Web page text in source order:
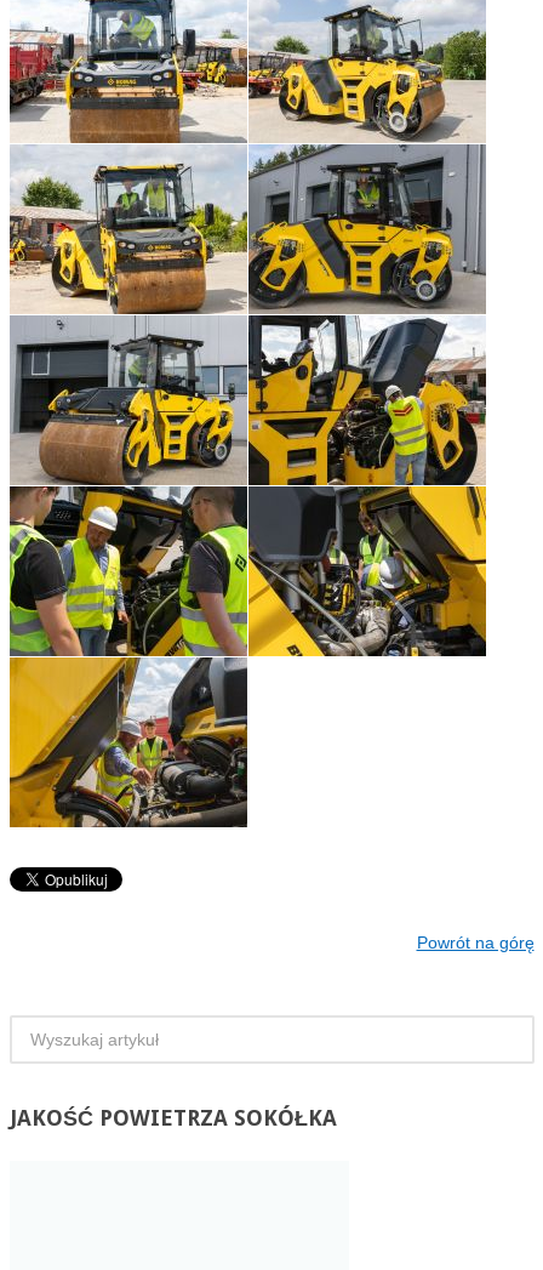
Powrót na górę
JAKOŚĆPOWIETRZA SOKÓŁKA